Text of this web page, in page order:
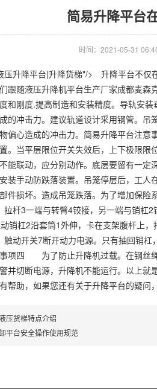
简易升降平台
时间：2021-05-31
压升降平台|升降货梯"/> 升降平台不仅
跟随液压升降机平台生产厂家成都麦
和刚度.提高制造和安装精度。导轨安
的冲击力。建议轨道设计采用钢管。吊
偏心造成的冲击力。简易升降平台注
。当平层限位开关失效后，上下极限
能联动，应分别动作。底层要留有一
动防跌落装置。吊笼停层后，工人在
件损坏。造成吊笼跌落。为了增加保
杆3一端与转臂4铰接，另一端与销杠
销杠2沿套筒1外伸，卡在支架腹杆上
动开关7断开动力电源。只有抽回销
项四 为了防止升降机过载。在钢丝
并切断电源，升降机不能运行。以上
帮助，如果您还有关于升降平台的疑问
压货梯特点介绍
平台安全操作使用规范